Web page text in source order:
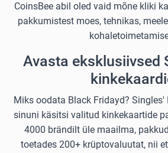
CoinsBee abil oled vaid mõne kliki
pakkumistest moes, tehnikas,
Avasta eksklusiivsed
Miks oodata Black Fridayd? Singles'
sinuni käsitsi valitud kinkekaartide
4000 brändilt üle maailma,
toetades 200+ krüptovaluutat, nii